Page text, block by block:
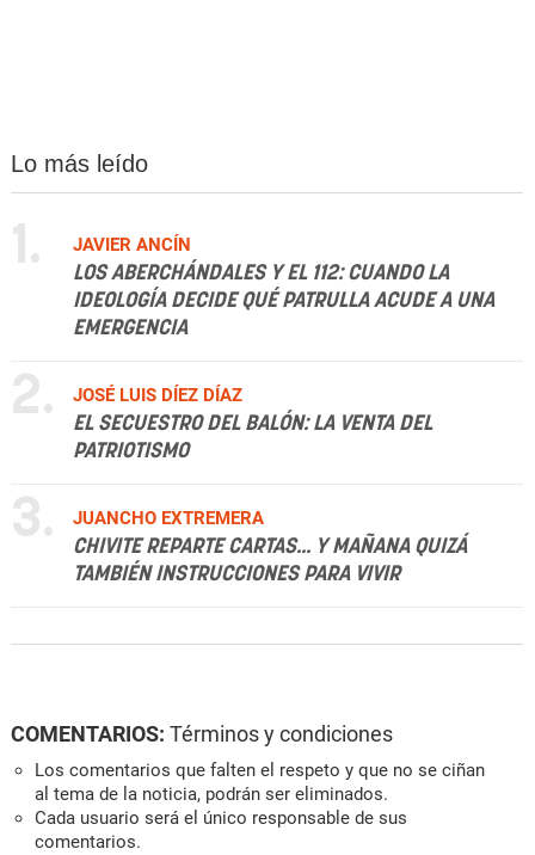
Lo más leído
1.
JAVIER ANCÍN
LOS ABERCHÁNDALES Y EL 112: CUANDO LA
IDEOLOGÍA DECIDE QUÉ PATRULLA ACUDE A UNA
EMERGENCIA
2.
JOSÉ LUIS DÍEZ DÍAZ
EL SECUESTRO DEL BALÓN: LA VENTA DEL
PATRIOTISMO
3.
JUANCHO EXTREMERA
CHIVITE REPARTE CARTAS... Y MAÑANA QUIZÁ
TAMBIÉN INSTRUCCIONES PARA VIVIR
COMENTARIOS: Términos y condiciones
Los comentarios que falten el respeto y que no se ciñan
al tema de la noticia, podrán ser eliminados.
Cada usuario será el único responsable de sus
comentarios.